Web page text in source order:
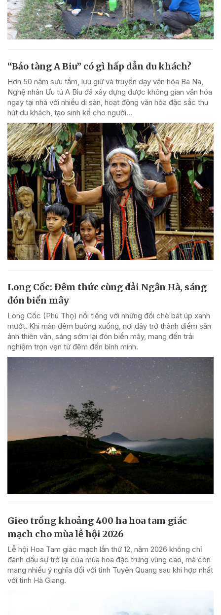
“Bảo tàng A Biu” có gì hấp dẫn du khách?
Hơn 50 năm sưu tầm, lưu giữ và truyền dạy văn hóa Ba Na,
Nghệ nhân Ưu tú A Biu đã xây dựng được không gian văn hóa
ngay tại nhà với nhiều di sản, hoạt động văn hóa đặc sắc thu
hút du khách, tạo sinh kế cho người...
Long Cốc: Đêm thức cùng dải Ngân Hà, sáng
đón biển mây
Long Cốc (Phú Thọ) nổi tiếng với những đồi chè bát úp xanh
mướt. Khi màn đêm buông xuống, nơi đây trở thành điểm săn
ảnh thiên văn, sáng sớm lại đón biển mây, mang đến trải
nghiệm trọn vẹn từ đêm đến bình minh.
Gieo trồng khoảng 400 ha hoa tam giác
mạch cho mùa lễ hội 2026
Lễ hội Hoa Tam giác mạch lần thứ 12, năm 2026 không chỉ
đánh dấu sự trở lại của mùa hoa đặc trưng vùng cao, mà còn
mang nhiều ý nghĩa đối với tỉnh Tuyên Quang sau khi hợp nhất
với tỉnh Hà Giang.